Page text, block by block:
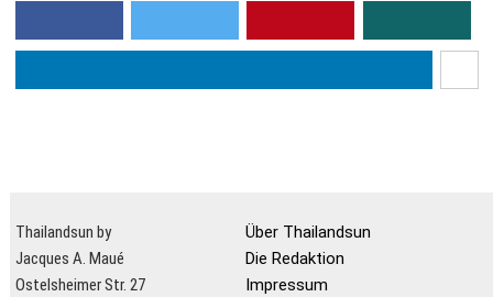
Thailandsun by
Jacques A. Maué
Ostelsheimer Str. 27
Über Thailandsun
Die Redaktion
Impressum